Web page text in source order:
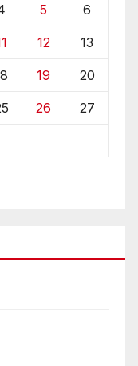
5 6
12 13
19 20
26 27